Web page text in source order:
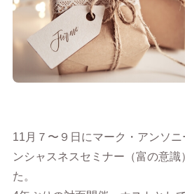
11月７〜９日にマーク・アンソ
ンシャスネスセミナー（富の意識
た。